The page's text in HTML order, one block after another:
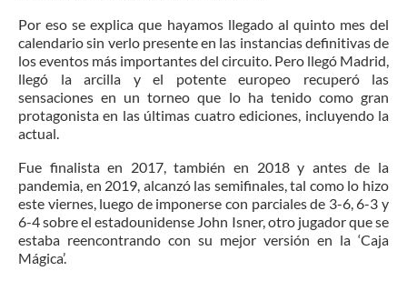
Por eso se explica que hayamos llegado al quinto mes del
calendario sin verlo presente en las instancias definitivas de
los eventos más importantes del circuito. Pero llegó Madrid,
llegó la arcilla y el potente europeo recuperó las
sensaciones en un torneo que lo ha tenido como gran
protagonista en las últimas cuatro ediciones, incluyendo la
actual.
Fue finalista en 2017, también en 2018 y antes de la
pandemia, en 2019, alcanzó las semifinales, tal como lo hizo
este viernes, luego de imponerse con parciales de 3-6, 6-3 y
6-4 sobre el estadounidense John Isner, otro jugador que se
estaba reencontrando con su mejor versión en la ‘Caja
Mágica’.